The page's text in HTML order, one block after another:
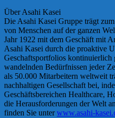
Über Asahi Kasei
Die Asahi Kasei Gruppe trägt
von Menschen auf der ganzen
Jahr 1922 mit dem Geschäft mit
Asahi Kasei durch die proaktive
Geschaftsportfolios kontinuierlich
wandelnden Bedürfnissen jeder
als 50.000 Mitarbeitern weltweit
nachhaltigen Gesellschaft bei,
Geschäftsbereichen Healthcare,
die Herausforderungen der Welt
finden Sie unterwww.asahi-